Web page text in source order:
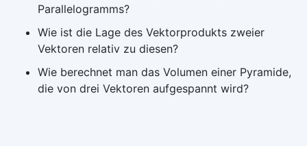
Parallelogramms?
Wie ist die Lage des Vektorprodukts zweier
Vektoren relativ zu diesen?
Wie berechnet man das Volumen einer Pyramide,
die von drei Vektoren aufgespannt wird?